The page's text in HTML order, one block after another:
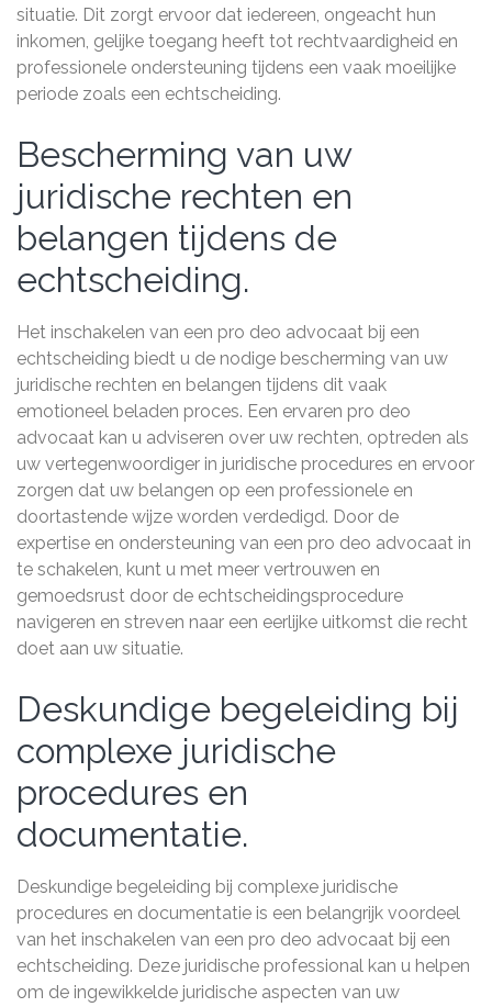
situatie. Dit zorgt ervoor dat iedereen, ongeacht hun
inkomen, gelijke toegang heeft tot rechtvaardigheid en
professionele ondersteuning tijdens een vaak moeilijke
periode zoals een echtscheiding.
Bescherming van uw
juridische rechten en
belangen tijdens de
echtscheiding.
Het inschakelen van een pro deo advocaat bij een
echtscheiding biedt u de nodige bescherming van uw
juridische rechten en belangen tijdens dit vaak
emotioneel beladen proces. Een ervaren pro deo
advocaat kan u adviseren over uw rechten, optreden als
uw vertegenwoordiger in juridische procedures en ervoor
zorgen dat uw belangen op een professionele en
doortastende wijze worden verdedigd. Door de
expertise en ondersteuning van een pro deo advocaat in
te schakelen, kunt u met meer vertrouwen en
gemoedsrust door de echtscheidingsprocedure
navigeren en streven naar een eerlijke uitkomst die recht
doet aan uw situatie.
Deskundige begeleiding bij
complexe juridische
procedures en
documentatie.
Deskundige begeleiding bij complexe juridische
procedures en documentatie is een belangrijk voordeel
van het inschakelen van een pro deo advocaat bij een
echtscheiding. Deze juridische professional kan u helpen
om de ingewikkelde juridische aspecten van uw